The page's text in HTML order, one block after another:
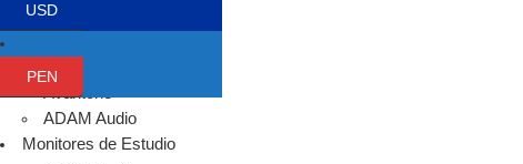
Audífonos
Focal
Avantone
ADAM Audio
Monitores de Estudio
USD
PEN